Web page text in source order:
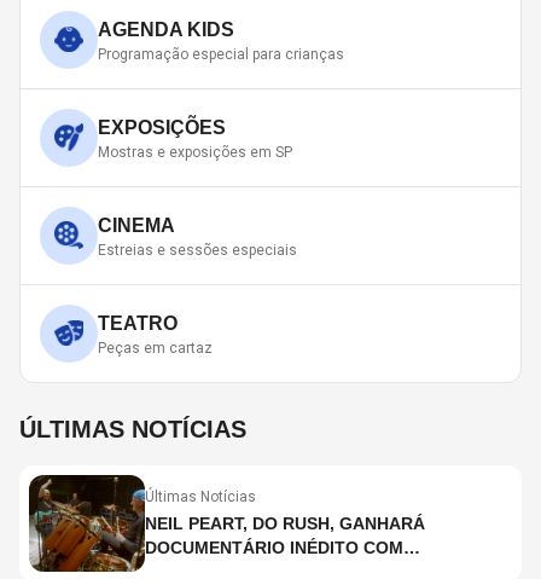
AGENDA KIDS
Programação especial para crianças
EXPOSIÇÕES
Mostras e exposições em SP
CINEMA
Estreias e sessões especiais
TEATRO
Peças em cartaz
ÚLTIMAS NOTÍCIAS
Últimas Notícias
NEIL PEART, DO RUSH, GANHARÁ
DOCUMENTÁRIO INÉDITO COM